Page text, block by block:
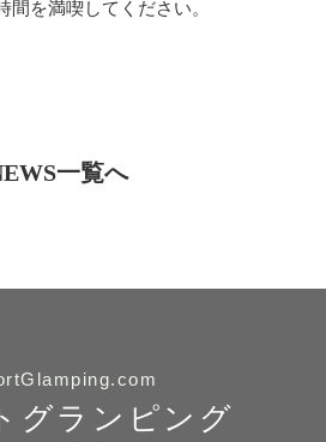
間を満喫してください。
一覧へ
グランピング